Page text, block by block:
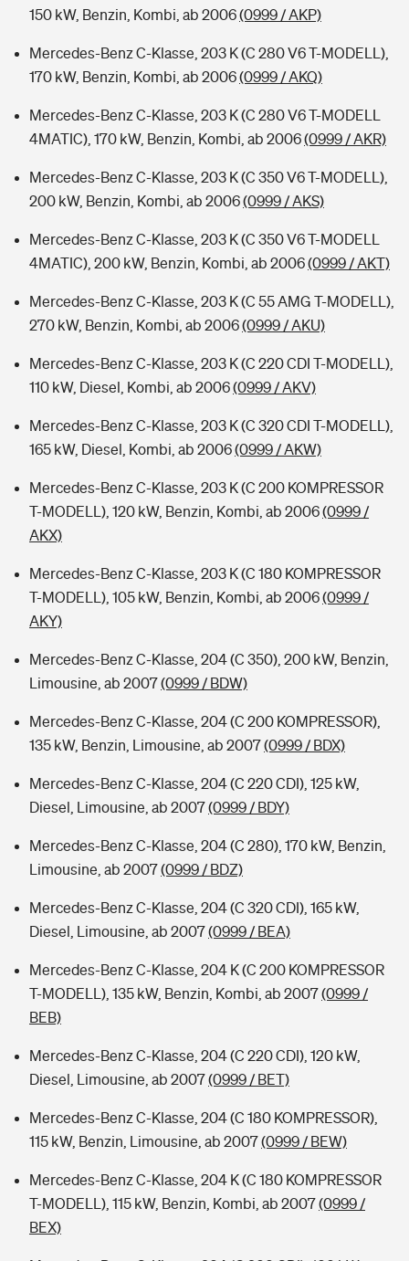
150 kW, Benzin, Kombi, ab 2006(0999 / AKP)
Mercedes-Benz C-Klasse, 203 K (C 280 V6 T-MODELL),
170 kW, Benzin, Kombi, ab 2006(0999 / AKQ)
Mercedes-Benz C-Klasse, 203 K (C 280 V6 T-MODELL
4MATIC), 170 kW, Benzin, Kombi, ab 2006(0999 / AKR)
Mercedes-Benz C-Klasse, 203 K (C 350 V6 T-MODELL),
200 kW, Benzin, Kombi, ab 2006(0999 / AKS)
Mercedes-Benz C-Klasse, 203 K (C 350 V6 T-MODELL
4MATIC), 200 kW, Benzin, Kombi, ab 2006(0999 / AKT)
Mercedes-Benz C-Klasse, 203 K (C 55 AMG T-MODELL),
270 kW, Benzin, Kombi, ab 2006(0999 / AKU)
Mercedes-Benz C-Klasse, 203 K (C 220 CDI T-MODELL),
110 kW, Diesel, Kombi, ab 2006(0999 / AKV)
Mercedes-Benz C-Klasse, 203 K (C 320 CDI T-MODELL),
165 kW, Diesel, Kombi, ab 2006(0999 / AKW)
Mercedes-Benz C-Klasse, 203 K (C 200 KOMPRESSOR
T-MODELL), 120 kW, Benzin, Kombi, ab 2006(0999 /
AKX)
Mercedes-Benz C-Klasse, 203 K (C 180 KOMPRESSOR
T-MODELL), 105 kW, Benzin, Kombi, ab 2006(0999 /
AKY)
Mercedes-Benz C-Klasse, 204 (C 350), 200 kW, Benzin,
Limousine, ab 2007(0999 / BDW)
Mercedes-Benz C-Klasse, 204 (C 200 KOMPRESSOR),
135 kW, Benzin, Limousine, ab 2007(0999 / BDX)
Mercedes-Benz C-Klasse, 204 (C 220 CDI), 125 kW,
Diesel, Limousine, ab 2007(0999 / BDY)
Mercedes-Benz C-Klasse, 204 (C 280), 170 kW, Benzin,
Limousine, ab 2007(0999 / BDZ)
Mercedes-Benz C-Klasse, 204 (C 320 CDI), 165 kW,
Diesel, Limousine, ab 2007(0999 / BEA)
Mercedes-Benz C-Klasse, 204 K (C 200 KOMPRESSOR
T-MODELL), 135 kW, Benzin, Kombi, ab 2007(0999 /
BEB)
Mercedes-Benz C-Klasse, 204 (C 220 CDI), 120 kW,
Diesel, Limousine, ab 2007(0999 / BET)
Mercedes-Benz C-Klasse, 204 (C 180 KOMPRESSOR),
115 kW, Benzin, Limousine, ab 2007(0999 / BEW)
Mercedes-Benz C-Klasse, 204 K (C 180 KOMPRESSOR
T-MODELL), 115 kW, Benzin, Kombi, ab 2007(0999 /
BEX)